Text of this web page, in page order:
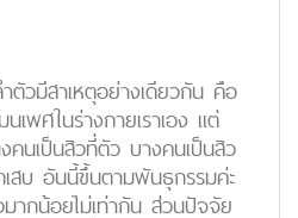
ตัวมีสาเหตุอย่างเดียวกัน คือ
เพศในร่างกายเราเอง แต่
คนเป็นสิวที่ตัว บางคนเป็นสิว
สบ อันนี้ขึ้นตามพันธุกรรมค่ะ
ากน้อยไม่เท่ากัน ส่วนปัจจัย